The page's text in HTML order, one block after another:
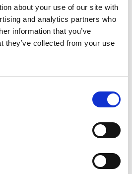
about your use of our site with
and analytics partners who
information that you’ve
they’ve collected from your use